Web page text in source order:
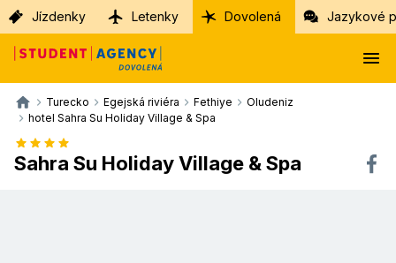
Jízdenky Letenky Dovolená Jazykové
Turecko Egejská riviéra Fethiye
Oludeniz
hotel Sahra Su Holiday Village & Spa
Sahra Su Holiday Village & Spa